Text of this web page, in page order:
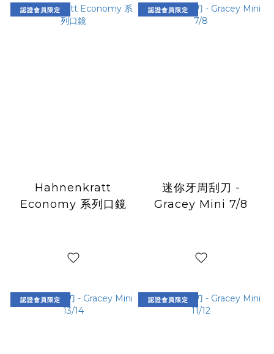
認證會員限定
Hahnenkratt
Economy 系列口鏡
認證會員限定
迷你牙周刮刀 -
Gracey Mini 7/8
認證會員限定 認證會員限定